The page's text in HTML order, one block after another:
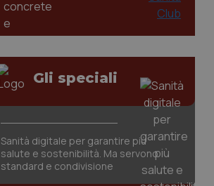
Gli speciali
Sanità digitale per garantire più
salute e sostenibilità. Ma servono
standard e condivisione